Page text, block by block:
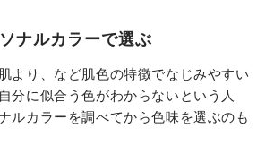
ナルカラーで選ぶ
より、など肌色の特徴でなじみやすい
分に似合う色がわからないという人
ルカラーを調べてから色味を選ぶのも